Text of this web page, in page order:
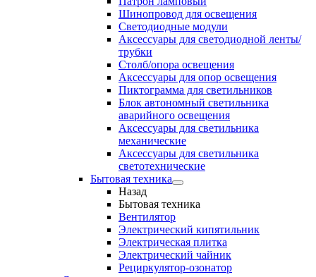
Шинопровод для освещения
Светодиодные модули
Аксессуары для светодиодной ленты/
трубки
Столб/опора освещения
Аксессуары для опор освещения
Пиктограмма для светильников
Блок автономный светильника
аварийного освещения
Аксессуары для светильника
механические
Аксессуары для светильника
светотехнические
Бытовая техника
Назад
Бытовая техника
Вентилятор
Электрический кипятильник
Электрическая плитка
Электрический чайник
Рециркулятор-озонатор